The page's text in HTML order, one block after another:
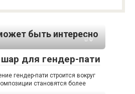
быть интересно
0
для гендер-пати
гендер-пати строится вокруг
становятся более